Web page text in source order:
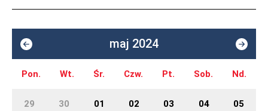
maj 2024
Pon. Wt. Śr. Czw. Pt. Sob. Nd.
29 30 01 02 03 04 05